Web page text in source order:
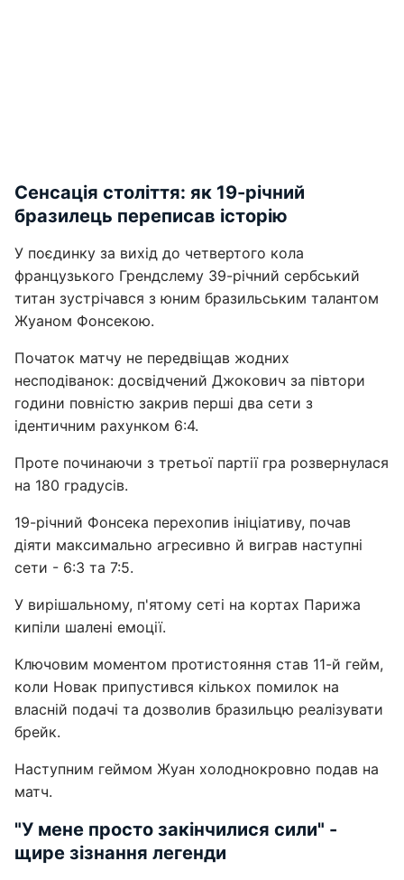
Сенсація століття: як 19-річний
бразилець переписав історію
У поєдинку за вихід до четвертого кола
французького Грендслему 39-річний сербський
титан зустрічався з юним бразильським талантом
Жуаном Фонсекою.
Початок матчу не передвіщав жодних
несподіванок: досвідчений Джокович за півтори
години повністю закрив перші два сети з
ідентичним рахунком 6:4.
Проте починаючи з третьої партії гра розвернулася
на 180 градусів.
19-річний Фонсека перехопив ініціативу, почав
діяти максимально агресивно й виграв наступні
сети - 6:3 та 7:5.
У вирішальному, п'ятому сеті на кортах Парижа
кипіли шалені емоції.
Ключовим моментом протистояння став 11-й гейм,
коли Новак припустився кількох помилок на
власній подачі та дозволив бразильцю реалізувати
брейк.
Наступним геймом Жуан холоднокровно подав на
матч.
"У мене просто закінчилися сили" -
щире зізнання легенди